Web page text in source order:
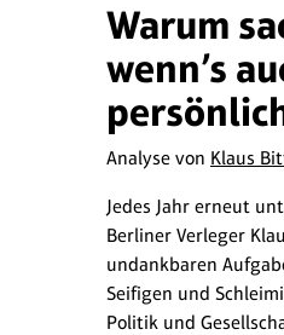
Warum
wenn’s
Analyse von Klaus
Jedes Jahr erneut
Berliner Verleger
undankbaren
Seifigen und
Politik und